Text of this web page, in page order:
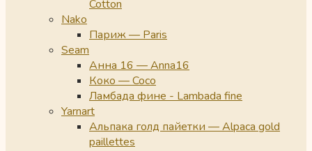
Cotton
Nako
Париж — Paris
Seam
Анна 16 — Anna16
Коко — Coco
Ламбада фине - Lambada fine
Yarnart
Альпака голд пайетки — Alpaca gold
paillettes